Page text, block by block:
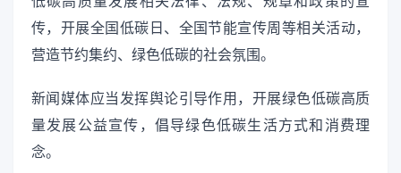
传，开展全国低碳日、全国节能宣传周等相关活动，
营造节约集约、绿色低碳的社会氛围。
新闻媒体应当发挥舆论引导作用，开展绿色低碳高质
量发展公益宣传，倡导绿色低碳生活方式和消费理
念。